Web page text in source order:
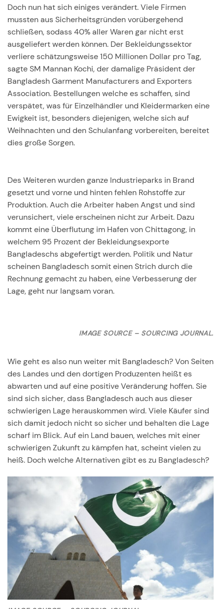
Doch nun hat sich einiges verändert. Viele Firmen
mussten aus Sicherheitsgründen vorübergehend
schließen, sodass 40% aller Waren gar nicht erst
ausgeliefert werden können. Der Bekleidungssektor
verliere schätzungsweise 150 Millionen Dollar pro Tag,
sagte SM Mannan Kochi, der damalige Präsident der
Bangladesh Garment Manufacturers and Exporters
Association. Bestellungen welche es schaffen, sind
verspätet, was für Einzelhändler und Kleidermarken eine
Ewigkeit ist, besonders diejenigen, welche sich auf
Weihnachten und den Schulanfang vorbereiten, bereitet
dies große Sorgen.
Des Weiteren wurden ganze Industrieparks in Brand
gesetzt und vorne und hinten fehlen Rohstoffe zur
Produktion. Auch die Arbeiter haben Angst und sind
verunsichert, viele erscheinen nicht zur Arbeit. Dazu
kommt eine Überflutung im Hafen von Chittagong, in
welchem 95 Prozent der Bekleidungsexporte
Bangladeschs abgefertigt werden. Politik und Natur
scheinen Bangladesch somit einen Strich durch die
Rechnung gemacht zu haben, eine Verbesserung der
Lage, geht nur langsam voran.
IMAGE SOURCE – SOURCING JOURNAL.
Wie geht es also nun weiter mit Bangladesch? Von Seiten
des Landes und den dortigen Produzenten heißt es
abwarten und auf eine positive Veränderung hoffen. Sie
sind sich sicher, dass Bangladesch auch aus dieser
schwierigen Lage herauskommen wird. Viele Käufer sind
sich damit jedoch nicht so sicher und behalten die Lage
scharf im Blick. Auf ein Land bauen, welches mit einer
schwierigen Zukunft zu kämpfen hat, scheint vielen zu
heiß. Doch welche Alternativen gibt es zu Bangladesch?